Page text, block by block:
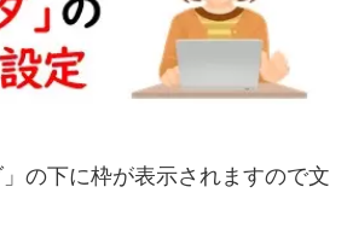
の下に枠が表示されますので文